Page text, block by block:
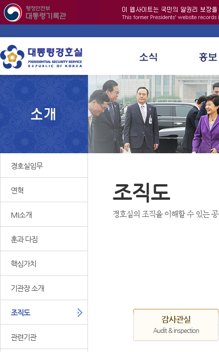
경호실임무
연혁
MI소개
훈과 다짐
핵심가치
기관장 소개
조직도
관련기관
조직도
경호실의 조직을 이해할 수 있는